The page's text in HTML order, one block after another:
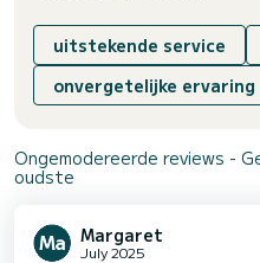
uitstekende service
onvergetelijke ervaring
Ongemodereerde reviews -
oudste
Margaret
July 2025